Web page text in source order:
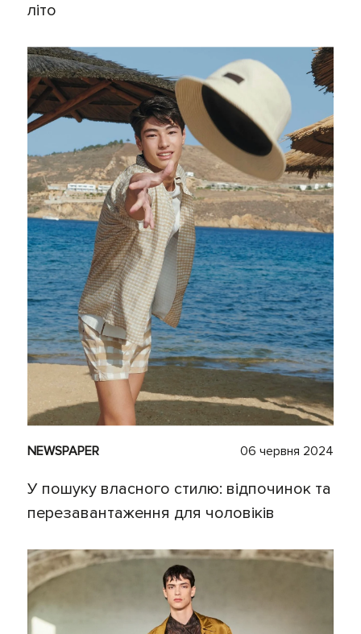
літо
NEWSPAPER 06 червня 2024
У пошуку власного стилю: відпочинок та
перезавантаження для чоловіків